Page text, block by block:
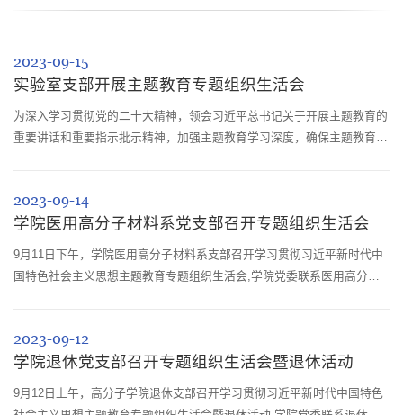
2023-09-15
实验室支部开展主题教育专题组织生活会
为深入学习贯彻党的二十大精神，领会习近平总书记关于开展主题教育的
重要讲话和重要指示批示精神，加强主题教育学习深度，确保主题教育学
跃同志主持，党委委员冉蓉和支部全体党员参加。杨昌跃同志首先介绍了
今年来支部的工作情况，尤其是主题教育开展情况。他指出，主题教育开
展以来支部切实...
2023-09-14
学院医用高分子材料系党支部召开专题组织生活会
9月11日下午，学院医用高分子材料系支部召开学习贯彻习近平新时代中
国特色社会主义思想主题教育专题组织生活会,学院党委联系医用高分子
想、能力、作风等进行了深刻的批评与自我批评，支部书记赵伟锋代表支
委报告了今年以来党支部的工作情况，特别就支部开展主题教育的情况进
行了检视、梳理...
2023-09-12
学院退休党支部召开专题组织生活会暨退休活动
9月12日上午，高分子学院退休支部召开学习贯彻习近平新时代中国特色